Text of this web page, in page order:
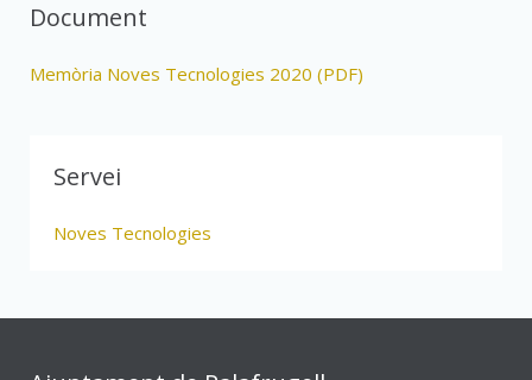
Document
Memòria Noves Tecnologies 2020 (PDF)
Servei
Noves Tecnologies